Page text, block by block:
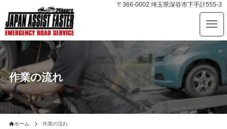
〒366-0002 埼玉県深谷市下手計555-3
作業の流れ
ホーム 作業の流れ